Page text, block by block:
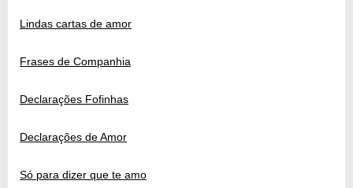
Lindas cartas de amor
Frases de Companhia
Declarações Fofinhas
Declarações de Amor
Só para dizer que te amo